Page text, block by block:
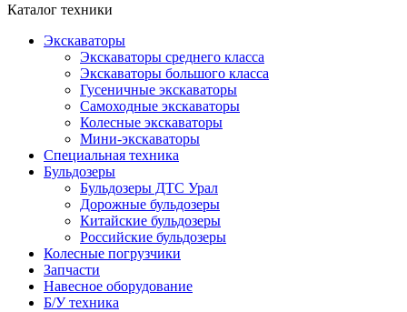
Каталог техники
Экскаваторы
Экскаваторы среднего класса
Экскаваторы большого класса
Гусеничные экскаваторы
Самоходные экскаваторы
Колесные экскаваторы
Мини-экскаваторы
Специальная техника
Бульдозеры
Бульдозеры ДТС Урал
Дорожные бульдозеры
Китайские бульдозеры
Российские бульдозеры
Колесные погрузчики
Запчасти
Навесное оборудование
Б/У техника